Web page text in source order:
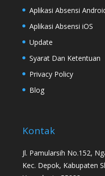
Aplikasi Absensi
Aplikasi Absensi iOS
Update
Syarat Dan Ketentuan
Privacy Policy
Blog
Kontak
Jl. Pamularsih No.152,
Kec. Depok, Kabupaten